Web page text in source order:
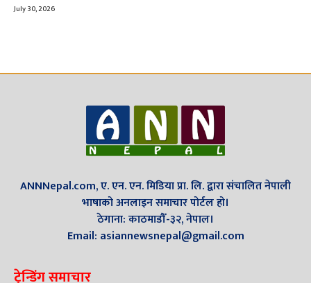
July 30, 2026
ANNNepal.com, ए. एन. एन. मिडिया प्रा. लि. द्वारा संचालित नेपाली
भाषाको अनलाइन समाचार पोर्टल हो।
ठेगाना: काठमाडौँ-३२, नेपाल।
Email: asiannewsnepal@gmail.com
ट्रेन्डिंग समाचार